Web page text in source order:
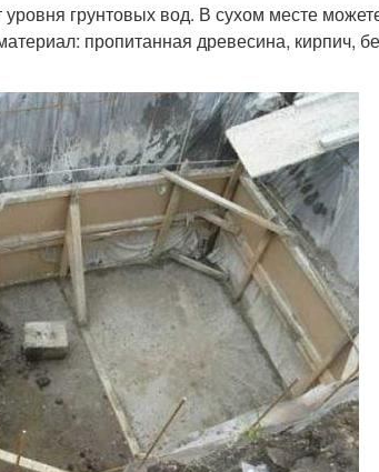
грунтовых вод. В сухом месте
пропитанная древесина, кирпич,